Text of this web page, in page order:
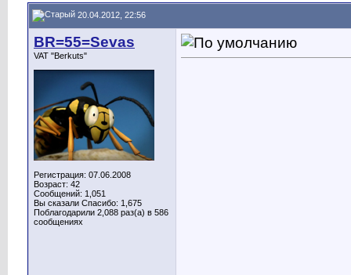
20.04.2012, 22:56
BR=55=Sevas
VAT "Berkuts"
Регистрация: 07.06.2008
Возраст: 42
Сообщений: 1,051
Вы сказали Спасибо: 1,675
Поблагодарили 2,088 раз(а) в 586
сообщениях